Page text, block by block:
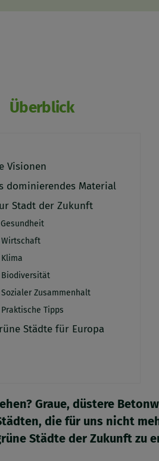
Überblick
Visionen
dominierendes Material
Stadt der Zukunft
Gesundheit
Wirtschaft
Klima
Biodiversität
Sozialer Zusammenhalt
Praktische Tipps
Städte für Europa
Graue, düstere
die für uns nicht
Städte der Zukunft zu